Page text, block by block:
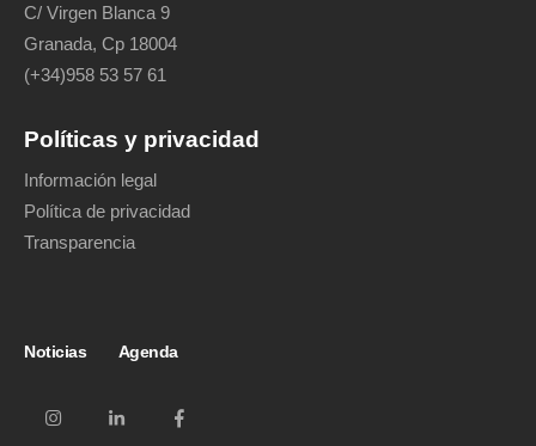
C/ Virgen Blanca 9
Granada, Cp 18004
(+34)958 53 57 61
Políticas y privacidad
Información legal
Política de privacidad
Transparencia
Noticias Agenda